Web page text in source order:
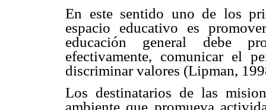
En este sentido uno de los
espacio educativo es
educación general debe
efectivamente, comunicar el
discriminar valores (Lipman,
Los destinatarios de las
ambiente que promueva